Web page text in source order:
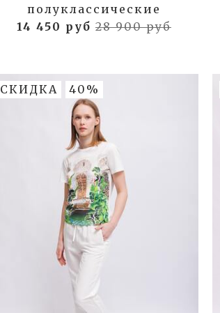
полуклассические
14 450 руб 28 900 руб
СКИДКА 40%